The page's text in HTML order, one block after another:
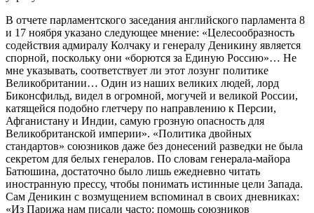
В отчете парламентского заседания английского парламента 8
и 17 ноября указано следующее мнение: «Целесообразность
содействия адмиралу Колчаку и генералу Деникину является
спорной, поскольку они «борются за Единую Россию»… Не
мне указывать, соответствует ли этот лозунг политике
Великобритании… Один из наших великих людей, лорд
Биконсфильд, видел в огромной, могучей и великой России,
катящейся подобно глетчеру по направлению к Персии,
Афганистану и Индии, самую грозную опасность для
Великобританской империи». «Политика двойных
стандартов» союзников даже без донесений разведки не была
секретом для белых генералов. По словам генерала-майора
Батюшина, достаточно было лишь ежедневно читать
иностранную прессу, чтобы понимать истинные цели Запада.
Сам Деникин с возмущением вспоминал в своих дневниках:
«Из Парижа нам писали часто: помощь союзников